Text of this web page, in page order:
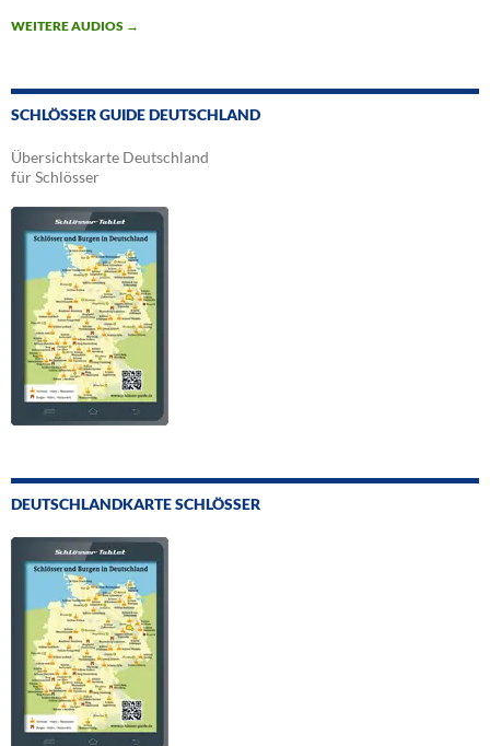
WEITERE AUDIOS →
SCHLÖSSER GUIDE DEUTSCHLAND
Übersichtskarte Deutschland
für Schlösser
DEUTSCHLANDKARTE SCHLÖSSER